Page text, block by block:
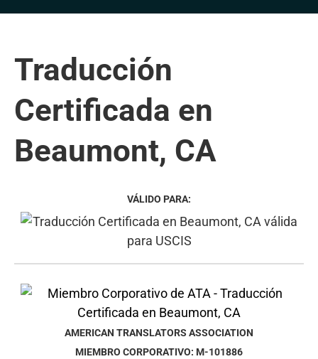
Traducción
Certificada en
Beaumont, CA
VÁLIDO PARA:
AMERICAN TRANSLATORS ASSOCIATION
MIEMBRO CORPORATIVO: M-101886